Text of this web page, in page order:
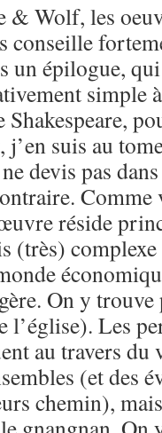
& Wolf, les
conseille
un épilogue,
simple
Shakespeare,
j’en suis au
devis pas
Comme
réside
(très)
On y
Les
au travers du
(et des
chemin),